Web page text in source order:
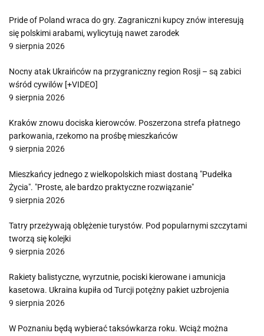
Pride of Poland wraca do gry. Zagraniczni kupcy znów interesują
się polskimi arabami, wylicytują nawet zarodek
9 sierpnia 2026
Nocny atak Ukraińców na przygraniczny region Rosji – są zabici
wśród cywilów [+VIDEO]
9 sierpnia 2026
Kraków znowu dociska kierowców. Poszerzona strefa płatnego
parkowania, rzekomo na prośbę mieszkańców
9 sierpnia 2026
Mieszkańcy jednego z wielkopolskich miast dostaną "Pudełka
Życia". "Proste, ale bardzo praktyczne rozwiązanie"
9 sierpnia 2026
Tatry przeżywają oblężenie turystów. Pod popularnymi szczytami
tworzą się kolejki
9 sierpnia 2026
Rakiety balistyczne, wyrzutnie, pociski kierowane i amunicja
kasetowa. Ukraina kupiła od Turcji potężny pakiet uzbrojenia
9 sierpnia 2026
W Poznaniu będą wybierać taksówkarza roku. Wciąż można